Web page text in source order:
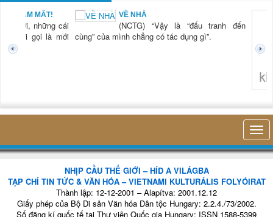
“Vậy là “đấu tranh đến
có tác dụng gì”.
LÀ... RỬA BÁT
(NCTG) “Lần
tiên tôi thấy
thở của mình,
trong cái công
nhỏ bé đó
NHỊP CẦU THẾ GIỚI – HÍD A VILÁGBA
TẠP CHÍ TIN TỨC & VĂN HÓA – VIETNAMI KULTURÁLIS FOLYÓIRAT
Thành lập: 12-12-2001 – Alapítva: 2001.12.12
Giấy phép của Bộ Di sản Văn hóa Dân tộc Hungary: 2.2.4./73/2002.
Số đăng kí quốc tế tại Thư viện Quốc gia Hungary: ISSN 1588-5399